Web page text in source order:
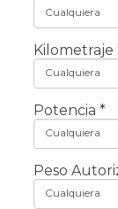
Cualquiera
Kilometraje
Cualquiera
Potencia *
Cualquiera
Peso
Cualquiera